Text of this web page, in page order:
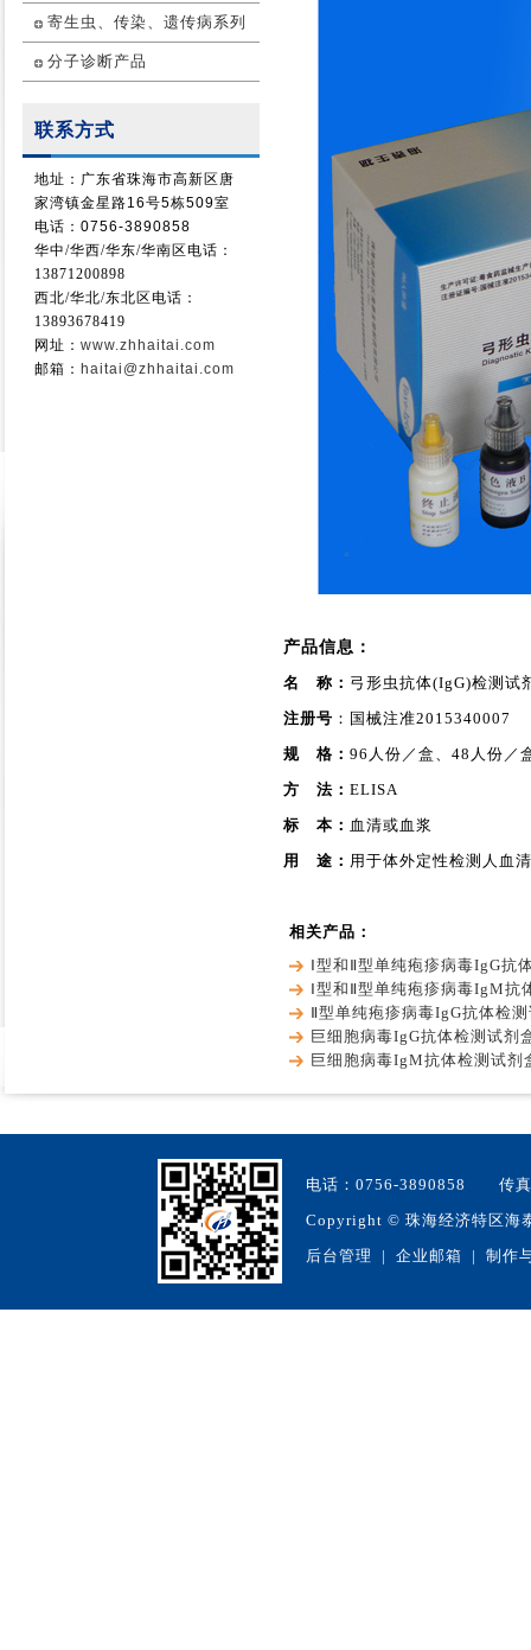
寄生虫、传染、遗传病系列
分子诊断产品
联系方式
地址：广东省珠海市高新区唐
家湾镇金星路16号5栋509室
电话：0756-3890858
华中/华西/华东/华南 区电话：
13871200898
西北/华北/东北区电话：
13893678419
网址： www.zhhaitai.com
邮箱： haitai@zhhaitai.com
产品信息：
名 称： 弓形虫抗体(IgG)检测试
注册号 ：国械注准2015340007
规 格： 96人份／盒、48人份／
方 法： ELISA
标 本： 血清或血浆
用 途： 用于体外定性检测人血
相关产品：
Ⅰ型和Ⅱ型单纯疱疹病毒IgG抗
Ⅰ型和Ⅱ型单纯疱疹病毒IgM抗
Ⅱ型单纯疱疹病毒IgG抗体检
巨细胞病毒IgG抗体检测试剂
巨细胞病毒IgM抗体检测试剂
电话：0756-3890858 传真
Copyright © 珠海经济特区海
后台管理 | 企业邮箱 | 制作